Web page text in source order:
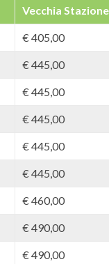
Vecchia Stazione
€ 405,00
€ 445,00
€ 445,00
€ 445,00
€ 445,00
€ 445,00
€ 460,00
€ 490,00
€ 490,00